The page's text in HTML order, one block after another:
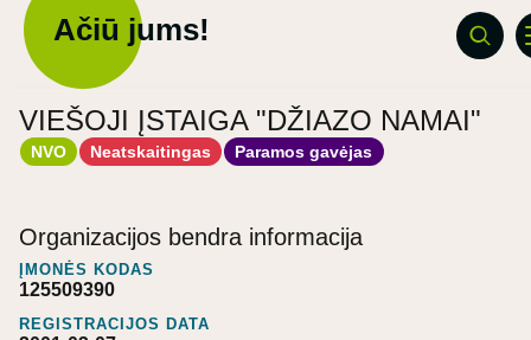
Ačiū jums!
VIEŠOJI ĮSTAIGA "DŽIAZO NAMAI"
NVO Neatskaitingas Paramos gavėjas
Organizacijos bendra informacija
ĮMONĖS KODAS
125509390
REGISTRACIJOS DATA